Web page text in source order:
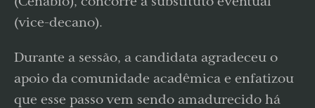
(vice-decano).
Durante a sessão, a candidata agradeceu o
apoio da comunidade acadêmica e enfatizou
que esse passo vem sendo amadurecido há